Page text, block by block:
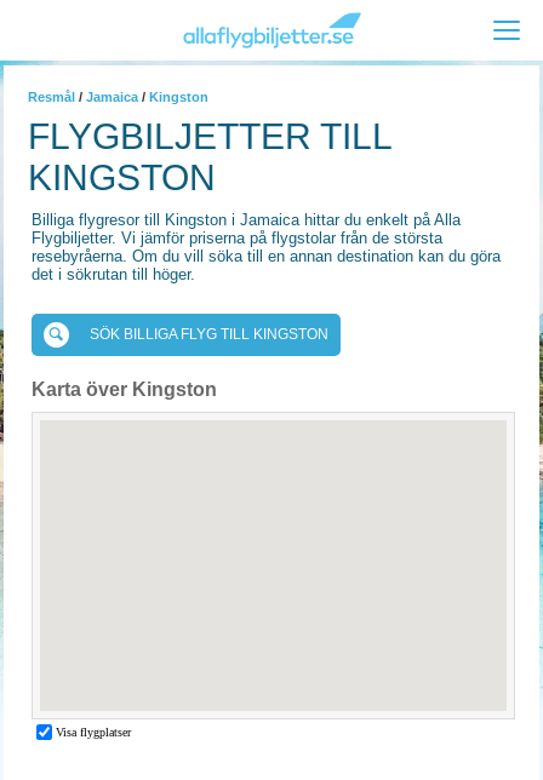
Resmål / Jamaica / Kingston
FLYGBILJETTER TILL
KINGSTON
Billiga flygresor till Kingston i Jamaica hittar du enkelt på Alla
Flygbiljetter. Vi jämför priserna på flygstolar från de största
resebyråerna. Om du vill söka till en annan destination kan du göra
det i sökrutan till höger.
SÖK BILLIGA FLYG TILL KINGSTON
Karta över Kingston